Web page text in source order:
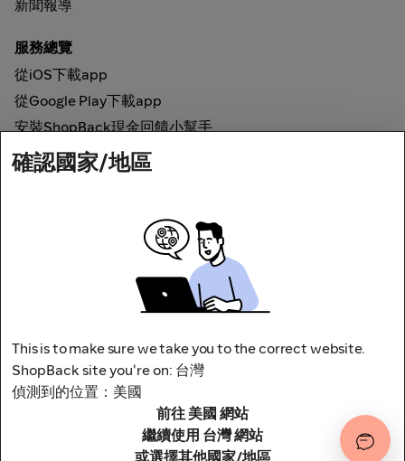
新聞報導
服務總覽
從iOS下載app
從Google Play下載app
安裝ShopBack現金回饋小幫手
如何運作
地址：台北市松山區南京東路四段1號8樓
隱私權政策
確認國家/地區
This is to make sure we take you to the correct website.
ShopBack site you're on: 台灣
偵測到的位置：美國
前往 美國 網站
繼續使用 台灣 網站
或選擇其他國家/地區